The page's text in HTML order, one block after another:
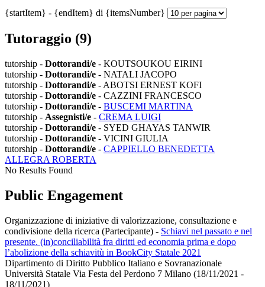
{startItem} - {endItem} di {itemsNumber}
Tutoraggio (9)
tutorship - Dottorandi/e - KOUTSOUKOU EIRINI
tutorship - Dottorandi/e - NATALI JACOPO
tutorship - Dottorandi/e - ABOTSI ERNEST KOFI
tutorship - Dottorandi/e - CAZZINI FRANCESCO
tutorship - Dottorandi/e - BUSCEMI MARTINA
tutorship - Assegnisti/e - CREMA LUIGI
tutorship - Dottorandi/e - SYED GHAYAS TANWIR
tutorship - Dottorandi/e - VICINI GIULIA
tutorship - Dottorandi/e - CAPPIELLO BENEDETTA
ALLEGRA ROBERTA
No Results Found
Public Engagement
Organizzazione di iniziative di valorizzazione, consultazione e
condivisione della ricerca (Partecipante) - Schiavi nel passato e nel
presente. (in)conciliabilità fra diritti ed economia prima e dopo
l’abolizione della schiavitù in BookCity Statale 2021
Dipartimento di Diritto Pubblico Italiano e Sovranazionale
Università Statale Via Festa del Perdono 7 Milano (18/11/2021 -
18/11/2021)